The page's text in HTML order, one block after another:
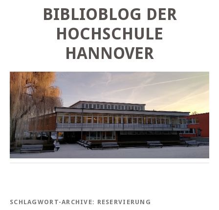
BIBLIOBLOG DER
HOCHSCHULE
HANNOVER
SCHLAGWORT-ARCHIVE: RESERVIERUNG